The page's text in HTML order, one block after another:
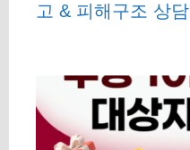
고 & 피해구조 상담